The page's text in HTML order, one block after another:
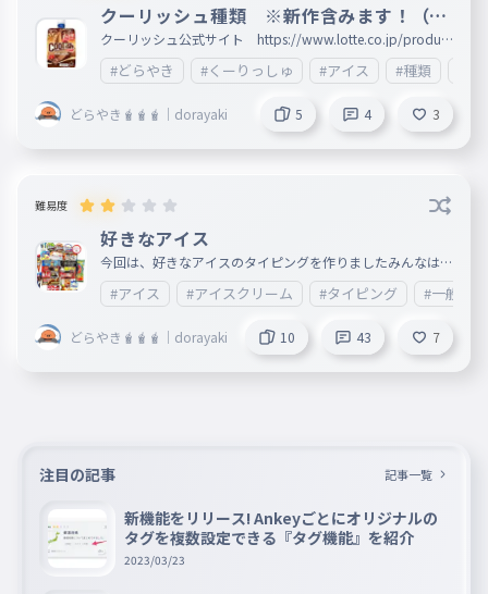
クーリッシュ種類 ※新作含みます！（20
25年）
クーリッシュ公式サイト https://www.lotte.co.jp/product
s/brand/coolish/
#どらやき #くーりっしゅ #アイス #種類
どらやき🧋🧋🧋｜dorayaki 5 4 3
難易度
好きなアイス
今回は、好きなアイスのタイピングを作りましたみんなは何
のアイスがすきですか？コメントで教えてください。
#アイス #アイスクリーム #タイピング #一般常識
どらやき🧋🧋🧋｜dorayaki 10 43 7
注目の記事 記事一覧
新機能をリリース! Ankeyごとにオリジナルの
タグを複数設定できる『タグ機能』を紹介
2023/03/23